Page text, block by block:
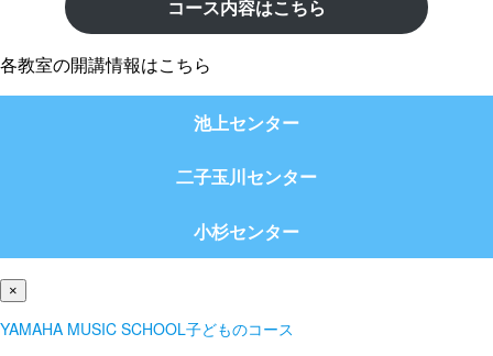
コース内容はこちら
各教室の開講情報はこちら
池上センター
二子玉川センター
小杉センター
×
YAMAHA MUSIC SCHOOL子どものコース